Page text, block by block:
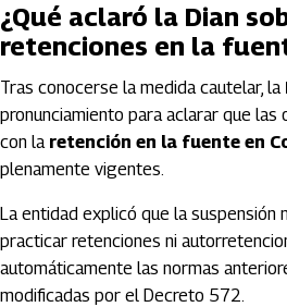
¿Qué aclaró la Dian
retenciones en la
Tras conocerse la medida cautelar, la
pronunciamiento para aclarar que las
con la retención en la fuente en
plenamente vigentes.
La entidad explicó que la suspensión
practicar retenciones ni
automáticamente las normas
modificadas por el Decreto 572.